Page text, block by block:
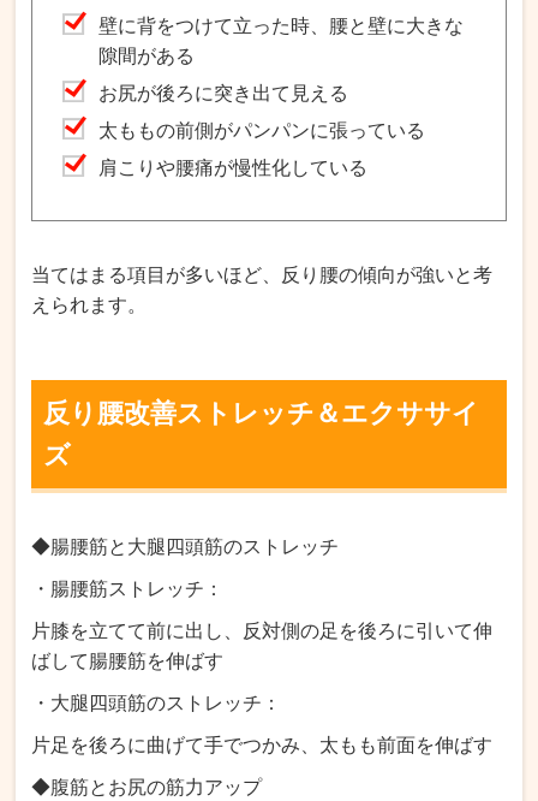
壁に背をつけて立った時、腰と壁に大きな
隙間がある
お尻が後ろに突き出て見える
太ももの前側がパンパンに張っている
肩こりや腰痛が慢性化している
当てはまる項目が多いほど、反り腰の傾向が強いと考
えられます。
反り腰改善ストレッチ＆エクササイ
ズ
◆腸腰筋と大腿四頭筋のストレッチ
・腸腰筋ストレッチ：
片膝を立てて前に出し、反対側の足を後ろに引いて伸
ばして腸腰筋を伸ばす
・大腿四頭筋のストレッチ：
片足を後ろに曲げて手でつかみ、太もも前面を伸ばす
◆腹筋とお尻の筋力アップ